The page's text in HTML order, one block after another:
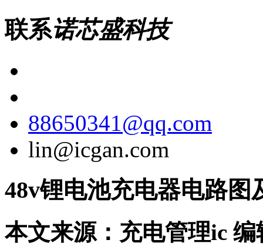
联系诺芯盛科技
88650341@qq.com
lin@icgan.com
48v锂电池充电器电路图
本文来源：充电管理ic